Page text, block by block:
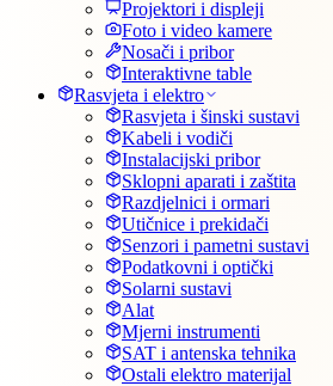
Projektori i displeji
Foto i video kamere
Nosači i pribor
Interaktivne table
Rasvjeta i elektro
Rasvjeta i šinski sustavi
Kabeli i vodiči
Instalacijski pribor
Sklopni aparati i zaštita
Razdjelnici i ormari
Utičnice i prekidači
Senzori i pametni sustavi
Podatkovni i optički
Solarni sustavi
Alat
Mjerni instrumenti
SAT i antenska tehnika
Ostali elektro materijal